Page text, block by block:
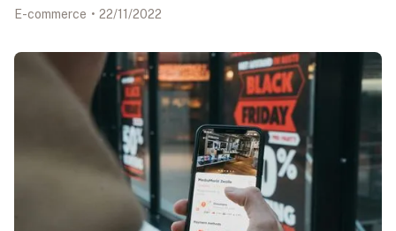
E-commerce • 22/11/2022